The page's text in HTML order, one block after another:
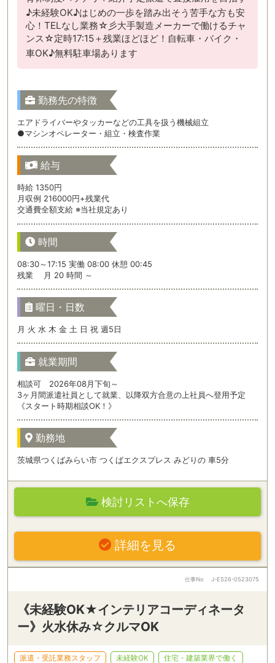
♪未経験OK♪はじめの一歩を踏み出そう苦手な方も安
心！TELなし業務☆彡大手製造メーカーで働けるチャ
ンス☆定時17:15＋残業ほどほど！自転車・バイク・
車OK♪無料駐車場あります
勤務先の特徴
エアドライバーやタッカーなどの工具を扱う機械組立
●マシンオペレーター・組立・検査作業
給与
時給 1350円
月収例 216000円+残業代
交通費全額支給 ※当社規定あり
時間
08:30～17:15 実働 08:00 休憩 00:45
残業 月 20 時間 ～
曜日・日数
月 火 水 木 金 土 日 祝 週5日
就業期間
相談可 2026年08月下旬～
3ヶ月間派遣社員として就業、以降双方合意の上社員へ登用予定
《スタート時期相談OK！》
勤務地
茨城県つくばみらい市 つくばエクスプレス みどりの 車5分
検討リストへ保存
詳細を見る
仕事No J-ES26-0523075
《未経験OK★インテリアコーディネータ
ー》火水休み☆クルマOK
派遣・受託業務スタッフ 未経験OK
住宅・建築業界で働く